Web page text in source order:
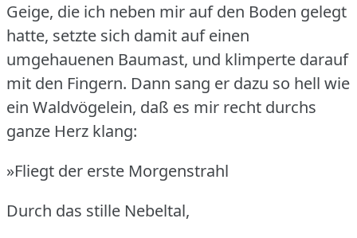
Geige, die ich neben mir auf den Boden gelegt
hatte, setzte sich damit auf einen
umgehauenen Baumast, und klimperte darauf
mit den Fingern. Dann sang er dazu so hell wie
ein Waldvögelein, daß es mir recht durchs
ganze Herz klang:
»Fliegt der erste Morgenstrahl
Durch das stille Nebeltal,